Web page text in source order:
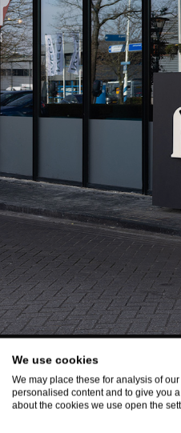
We use cookies
We may place these for analysis of
personalised content and to give you
about the cookies we use open the